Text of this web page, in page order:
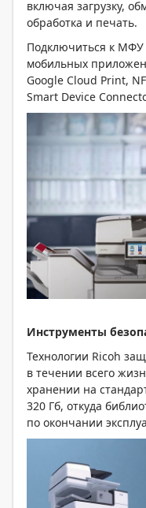
включая загрузку,
обработка и печать.
Подключиться к
мобильных
Google Cloud Print,
Smart Device
Инструменты
Технологии Ricoh
в течении всего
хранении на
320 Гб, откуда
по окончании